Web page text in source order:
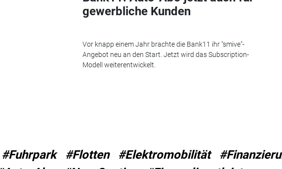
gewerbliche Kunden
Vor knapp einem Jahr brachte die Bank11 ihr "smive"-
Angebot neu an den Start. Jetzt wird das Subscription-
Modell weiterentwickelt.
#Fuhrpark #Flotten #Elektromobilität